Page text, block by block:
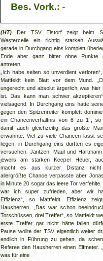
Bes. Vork.: -
(HT) Der TSV Elstorf zeigt beim
Westercelle ein richtig starken
gerade in Durchgang eins komplett
Ende aber ganz bitter ohne Punkte
antreten.
„Ich habe selten so unverdient
Mattfeldt kein Blatt vor dem Mund.
ungerecht und absolut ärgerlich was hier
ist. Das kann man schwer
vielsagend. In Durchgang eins hatte
gegen den Spitzenreiter komplett
ein Chancenverhältnis von 6 zu 1“, so
damit auch gleichzeitig das größte
erwähnte. Viel zu viele Chancen lässt
liegen, in Durchgang eins durften es
versuchen. Jantzen, Maul und
jeweils am starken Keeper Heuer,
macht es aus kurzer Distanz nicht
allergrößte Chance verpasste aber
in Minute 20 sogar das leere Tor verfehlte.
war ich super zufrieden, aber wir
Effizienz“, so Mattfeldt. Effizienz
Hausherren. „Das war schon
Torschüssen, drei Treffer“, so Mattfeldt
erste Treffer gar nicht hätte fallen
Pause wollte der TSV eigentlich weiter
endlich in Führung zu gehen, da
Referee den Hausherren einen Elfmeter.
was für eine